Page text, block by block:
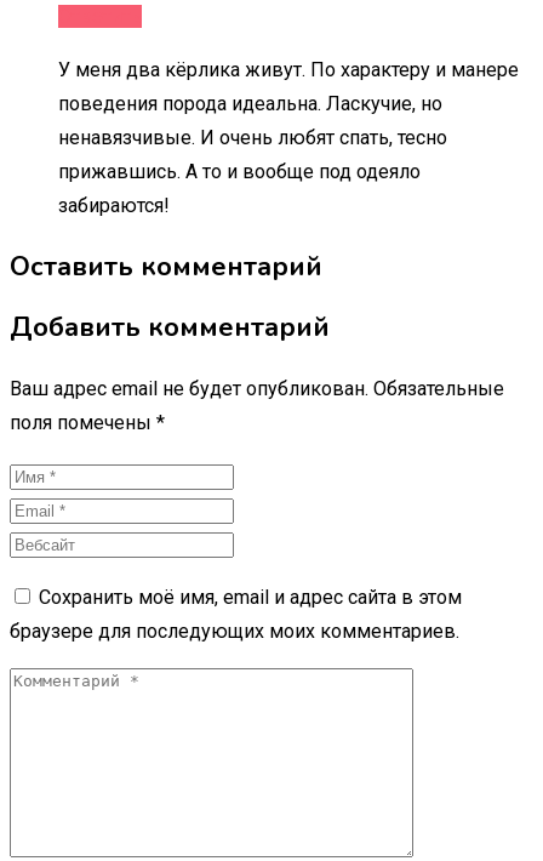
У меня два кёрлика живут. По характеру и манере
поведения порода идеальна. Ласкучие, но
ненавязчивые. И очень любят спать, тесно
прижавшись. А то и вообще под одеяло
забираются!
Оставить комментарий
Добавить комментарий
Ваш адрес email не будет опубликован. Обязательные
поля помечены *
Сохранить моё имя, email и адрес сайта в этом
браузере для последующих моих комментариев.